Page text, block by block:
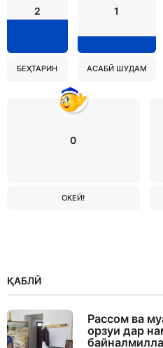
2
БЕҲТАРИН
1
АСАБӢ ШУДАМ
0
ОКЕЙ!
ҚАБЛӢ
Рассом ва
орзуи дар